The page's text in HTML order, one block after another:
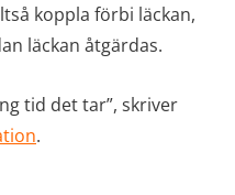
koppla förbi läckan,
läckan åtgärdas.
tid det tar”, skriver
.